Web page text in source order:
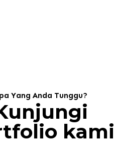
Yang Anda Tunggu?
kami